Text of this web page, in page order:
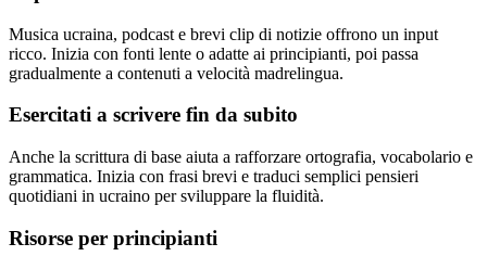
Musica ucraina, podcast e brevi clip di notizie offrono un input
ricco. Inizia con fonti lente o adatte ai principianti, poi passa
gradualmente a contenuti a velocità madrelingua.
Esercitati a scrivere fin da subito
Anche la scrittura di base aiuta a rafforzare ortografia, vocabolario e
grammatica. Inizia con frasi brevi e traduci semplici pensieri
quotidiani in ucraino per sviluppare la fluidità.
Risorse per principianti